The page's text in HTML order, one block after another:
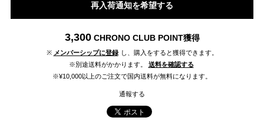
再入荷通知を希望する
3,300 CHRONO CLUB POINT獲得
※ メンバーシップに登録 し、購入をすると獲得できます。
※別途送料がかかります。
送料を確認する
※¥10,000以上のご注文で国内送料が無料になります。
通報する